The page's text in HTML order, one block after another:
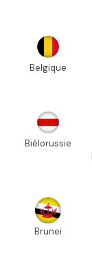
Belgique
Biélorussie
Brunei